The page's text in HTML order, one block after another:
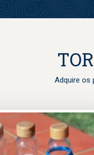
Adquire os